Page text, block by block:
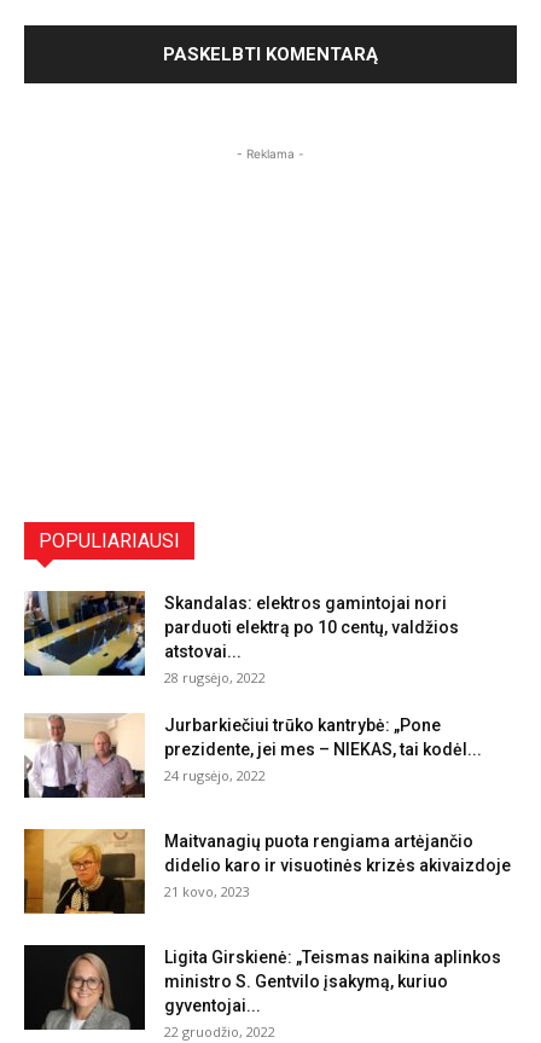
- Reklama -
POPULIARIAUSI
Skandalas: elektros gamintojai nori
parduoti elektrą po 10 centų, valdžios
atstovai...
28 rugsėjo, 2022
Jurbarkiečiui trūko kantrybė: „Pone
prezidente, jei mes – NIEKAS, tai kodėl...
24 rugsėjo, 2022
Maitvanagių puota rengiama artėjančio
didelio karo ir visuotinės krizės akivaizdoje
21 kovo, 2023
Ligita Girskienė: „Teismas naikina aplinkos
ministro S. Gentvilo įsakymą, kuriuo
gyventojai...
22 gruodžio, 2022